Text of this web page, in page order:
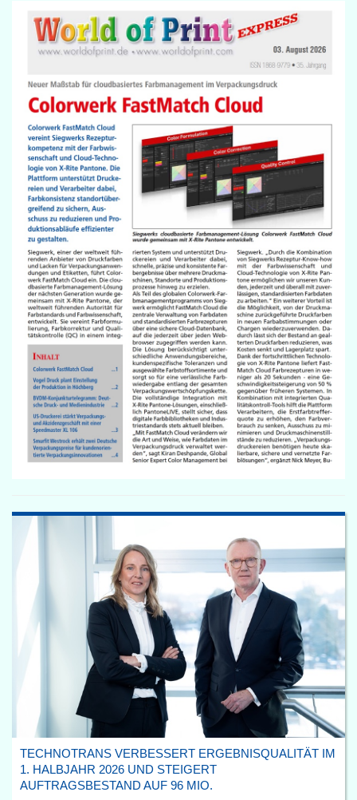
TECHNOTRANS VERBESSERT ERGEBNISQUALITÄT IM
1. HALBJAHR 2026 UND STEIGERT
AUFTRAGSBESTAND AUF 96 MIO.